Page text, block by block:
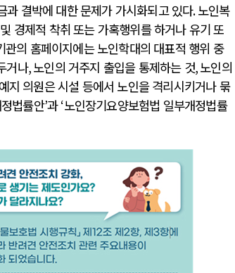
과 결박에 대한 문제가 가시화되고 있다.노인복
경제적 착취 또는 가혹행위를 하거나 유기 또
관의 홈페이지에는 노인학대의 대표적 행위 중
거나,노인의 거주지 출입을 통제하는 것,노인의
지 의원은 시설 등에서 노인을 격리시키거나 묶
법률안’과‘노인장기요양보험법 일부개정법률